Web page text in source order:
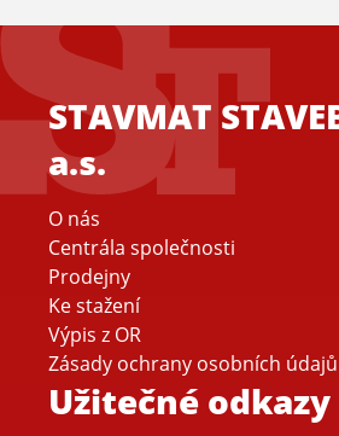
STAVMAT
a.s.
O nás
Centrála společnosti
Prodejny
Ke stažení
Výpis z OR
Zásady ochrany osobních údajů
Užitečné odkazy